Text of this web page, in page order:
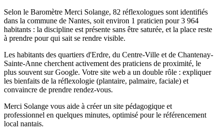
Selon le Baromètre Merci Solange, 82 réflexologues sont identifiés
dans la commune de Nantes, soit environ 1 praticien pour 3 964
habitants : la discipline est présente sans être saturée, et la place reste
à prendre pour qui sait se rendre visible.
Les habitants des quartiers d'Erdre, du Centre-Ville et de Chantenay-
Sainte-Anne cherchent activement des praticiens de proximité, le
plus souvent sur Google. Votre site web a un double rôle : expliquer
les bienfaits de la réflexologie (plantaire, palmaire, faciale) et
convaincre de prendre rendez-vous.
Merci Solange vous aide à créer un site pédagogique et
professionnel en quelques minutes, optimisé pour le référencement
local nantais.